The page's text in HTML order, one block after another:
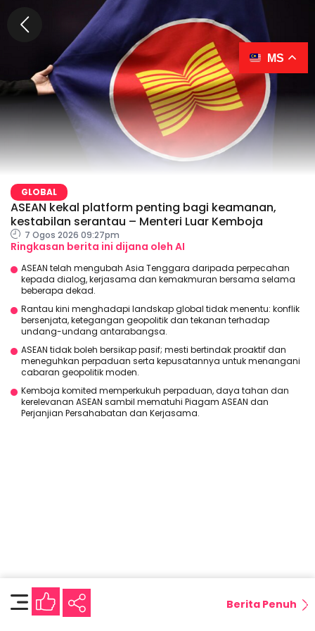
GLOBAL
ASEAN kekal platform penting bagi keamanan,
kestabilan serantau – Menteri Luar Kemboja
7 Ogos 2026 09:27pm
Ringkasan berita ini dijana oleh AI
ASEAN telah mengubah Asia Tenggara daripada perpecahan
kepada dialog, kerjasama dan kemakmuran bersama selama
beberapa dekad.
Rantau kini menghadapi landskap global tidak menentu: konflik
bersenjata, ketegangan geopolitik dan tekanan terhadap
undang-undang antarabangsa.
ASEAN tidak boleh bersikap pasif; mesti bertindak proaktif dan
meneguhkan perpaduan serta kepusatannya untuk menangani
cabaran geopolitik moden.
Kemboja komited memperkukuh perpaduan, daya tahan dan
kerelevanan ASEAN sambil mematuhi Piagam ASEAN dan
Perjanjian Persahabatan dan Kerjasama.
Berita Penuh
MS